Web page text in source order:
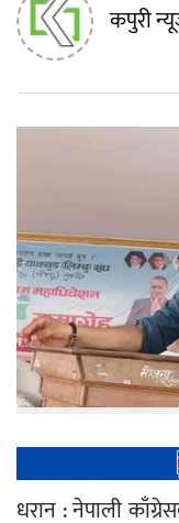
कपुरी
धरान : नेपाली